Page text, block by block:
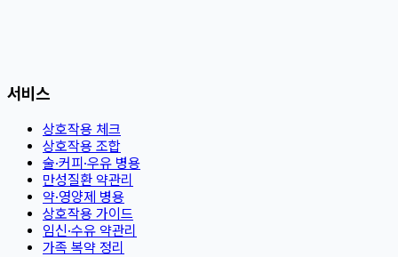
서비스
상호작용 체크
상호작용 조합
술·커피·우유 병용
만성질환 약관리
약·영양제 병용
상호작용 가이드
임신·수유 약관리
가족 복약 정리